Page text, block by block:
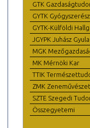
GTK
GYTK
GYTK-Külföldi
JGYPK Juhász
MGK
MK Mérnöki Kar
TTIK
ZMK
SZTE Szegedi
Összegyetemi